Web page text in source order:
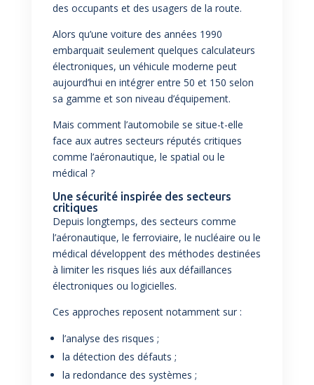
des occupants et des usagers de la route.
Alors qu’une voiture des années 1990
embarquait seulement quelques calculateurs
électroniques, un véhicule moderne peut
aujourd’hui en intégrer entre 50 et 150 selon
sa gamme et son niveau d’équipement.
Mais comment l’automobile se situe-t-elle
face aux autres secteurs réputés critiques
comme l’aéronautique, le spatial ou le
médical ?
Une sécurité inspirée des secteurs
critiques
Depuis longtemps, des secteurs comme
l’aéronautique, le ferroviaire, le nucléaire ou le
médical développent des méthodes destinées
à limiter les risques liés aux défaillances
électroniques ou logicielles.
Ces approches reposent notamment sur :
l’analyse des risques ;
la détection des défauts ;
la redondance des systèmes ;